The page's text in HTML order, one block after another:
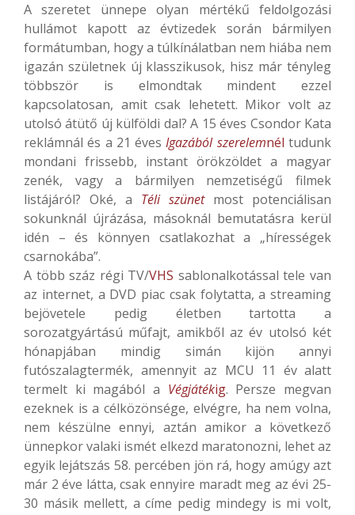
A szeretet ünnepe olyan mértékű feldolgozási
hullámot kapott az évtizedek során bármilyen
formátumban, hogy a túlkínálatban nem hiába nem
igazán születnek új klasszikusok, hisz már tényleg
többször is elmondtak mindent ezzel
kapcsolatosan, amit csak lehetett. Mikor volt az
utolsó átütő új külföldi dal? A 15 éves Csondor Kata
reklámnál és a 21 évesIgazából szerelemnél tudunk
mondani frissebb, instant örökzöldet a magyar
zenék, vagy a bármilyen nemzetiségű filmek
listájáról? Oké, a Téli szünetmost potenciálisan
sokunknál újrázása, másoknál bemutatásra kerül
idén – és könnyen csatlakozhat a „hírességek
csarnokába”.
A több száz régi TV/VHS sablonalkotással tele van
az internet, a DVD piac csak folytatta, a streaming
bejövetele pedig életben tartotta a
sorozatgyártású műfajt, amikből az év utolsó két
hónapjában mindig simán kijön annyi
futószalagtermék, amennyit az MCU 11 év alatt
termelt ki magából a Végjátékig. Persze megvan
ezeknek is a célközönsége, elvégre, ha nem volna,
nem készülne ennyi, aztán amikor a következő
ünnepkor valaki ismét elkezd maratonozni, lehet az
egyik lejátszás 58. percében jön rá, hogy amúgy azt
már 2 éve látta, csak ennyire maradt meg az évi 25-
30 másik mellett, a címe pedig mindegy is mi volt,